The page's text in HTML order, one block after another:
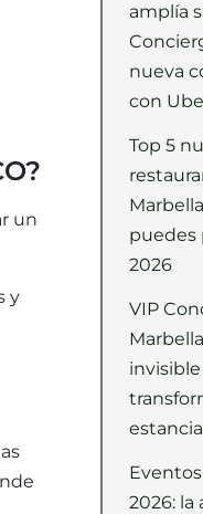
un
y
amplía
nueva
con
Top 5
puedes
2026
VIP
estancia
2026: la